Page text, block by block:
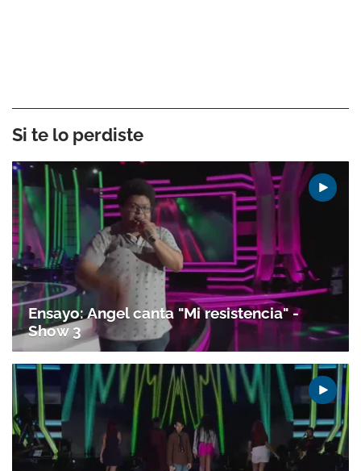
Si te lo perdiste
Ensayo: Angel canta "Mi resistencia" -
Show 3